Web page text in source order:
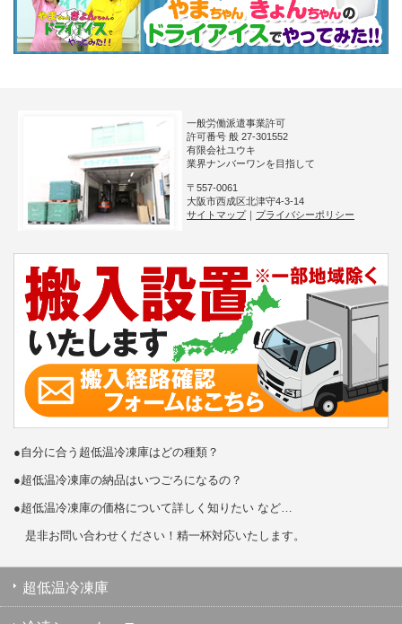
一般労働派遣事業許可
許可番号 般 27-301552
有限会社ユウキ
業界ナンバーワンを目指して
〒557-0061
大阪市西成区北津守4-3-14
サイトマップ｜ プライバシーポリシー
●自分に合う超低温冷凍庫はどの種類？
●超低温冷凍庫の納品はいつごろになるの？
●超低温冷凍庫の価格について詳しく知りたい など…
是非お問い合わせください！精一杯対応いたします。
超低温冷凍庫